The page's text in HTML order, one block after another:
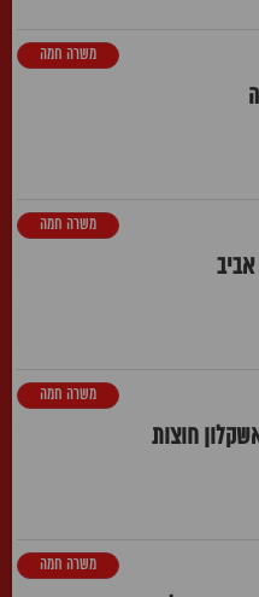
משרה חמה
משרה חמה
משרה חמה
משרה חמה